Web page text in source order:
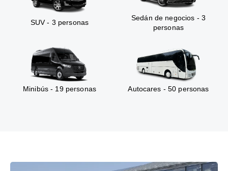
SUV - 3 personas
Sedán de negocios - 3
personas
Minibús - 19 personas Autocares - 50 personas